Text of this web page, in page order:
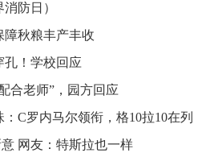
防日）
障秋粮丰产丰收
孔！学校回应
合老师”，园方回应
C罗内马尔领衔，格10拉10在列
网友：特斯拉也一样